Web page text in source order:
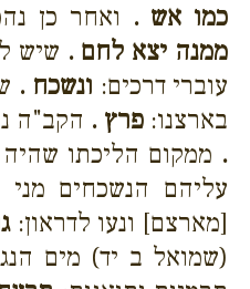
כמו אש . ואחר כן
ממנה יצא לחם . שיש
עוברי דרכים: ונשכח .
בארצנו:פרץ . הקב"ה
. ממקום הליכתו
עליהם הנשכחים מני
[מארצם] ונעו לדראון:
(שמואל ב יד) מים